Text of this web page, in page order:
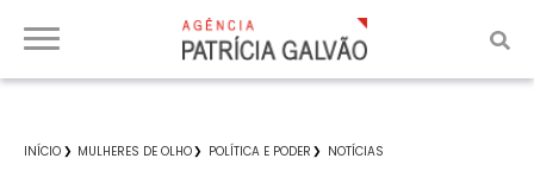
INÍCIO MULHERES DE OLHO POLÍTICA E PODER NOTÍCIAS